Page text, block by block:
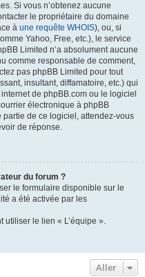
Si vous n’obtenez aucune
le propriétaire du domaine
à une requête WHOIS), ou, si
Yahoo, Free, etc.), le service
Limited n’a absolument aucune
comme responsable de comment,
pas phpBB Limited pour tout
insultant, diffamatoire, etc.) qui
de phpBB.com ou le logiciel
électronique à phpBB
partie de ce logiciel, attendez-vous
de réponse.
du forum ?
le formulaire disponible sur le
a été activée par les
utiliser le lien « L’équipe ».
Aller